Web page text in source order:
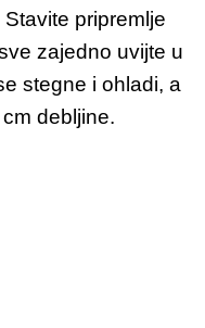
pripremlje
zajedno uvijte u
stegne i ohladi, a
debljine.